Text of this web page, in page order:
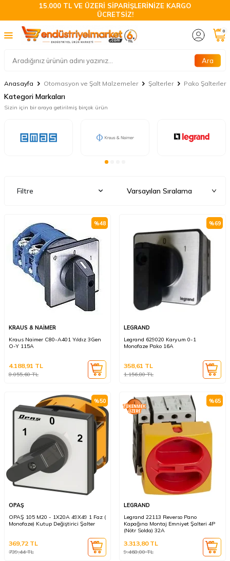
15.000 TL VE ÜZERİ SİPARİŞLERİNİZE KARGO
ÜCRETSİZ!
Ara
0
Anasayfa Otomasyon ve Şalt Malzemeler Şalterler Pako Şalterler
Kategori Markaları
Sizin için bir araya getirilmiş birçok ürün
Filtre
%48
KRAUS & NAİMER
Kraus Naimer C80-A401 Yıldız 3Gen
O-Y 115A
8.055,60TL
4.188,91 TL
%69
LEGRAND
Legrand 629020 Karyum 0-1
Monofaze Pako 16A
1.156,80TL
358,61 TL
%50
OPAŞ
OPAŞ 105 M20 - 1X20A 49X49 1 Faz (
Monofaze) Kutup Değiştirici Şalter
739,44TL
369,72 TL
%65
LEGRAND
Legrand 22113 Reverso Pano
Kapağına Montaj Emniyet Şalteri 4P
(Nötr Solda) 32A
9.468,00TL
3.313,80TL